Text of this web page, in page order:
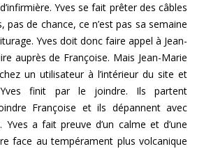
Yves se fait prêter des câbles
pas de chance, ce n’est pas sa semaine
Yves doit donc faire appel à Jean-
auprès de Françoise. Mais Jean-Marie
un utilisateur à l’intérieur du site et
finit par le joindre. Ils partent
Françoise et ils dépannent avec
Yves a fait preuve d’un calme et d’une
face au tempérament plus volcanique